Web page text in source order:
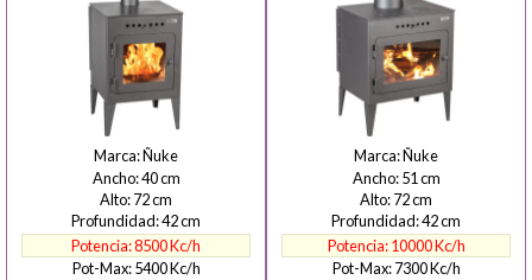
Ñuke
40
72
42
8500
5400
Ñuke
51
72
42
10000
7300